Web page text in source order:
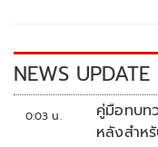
k k
NEWS UPDATE
0:03 น.
คู่มือทบท
หลังสำห